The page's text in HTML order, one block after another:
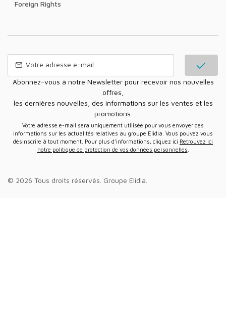
Foreign Rights
Abonnez-vous à notre Newsletter pour recevoir nos nouvelles
offres,
les dernières nouvelles, des informations sur les ventes et les
promotions.
Votre adresse e-mail sera uniquement utilisée pour vous envoyer des
informations sur les actualités relatives au groupe Elidia. Vous pouvez vous
désinscrire à tout moment. Pour plus d’informations, cliquez ici Retrouvez ici
notre politique de protection de vos données personnelles
© 2026 Tous droits réservés. Groupe Elidia